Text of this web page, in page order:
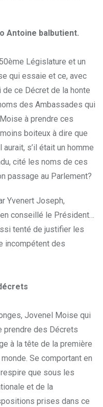
Antoine balbutient.
Législature et un
qui essaie et ce, avec
ce Décret de la honte
des Ambassades qui
à prendre ces
boiteux à dire que
s’il était un homme
cité les noms de ces
passage au Parlement?
Yvenert Joseph,
conseillé le Président…
tenté de justifier les
incompétent des
Jovenel Moise qui
prendre des Décrets
à la tête de la première
Se comportant en
que sous les
et de la
prises dans ce